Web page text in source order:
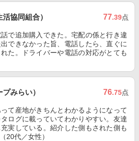
協同組合） 77.39点
で追加購入できた。宅配の係と行き違
できなかった旨、電話したら、直ぐに
た。ドライバーや電話の対応がとても
みらい） 76.75点
て産地がきちんとわかるようになって
ログに載っていてわかりやすい。友達
実している。紹介した側もされた側も
20代／女性）